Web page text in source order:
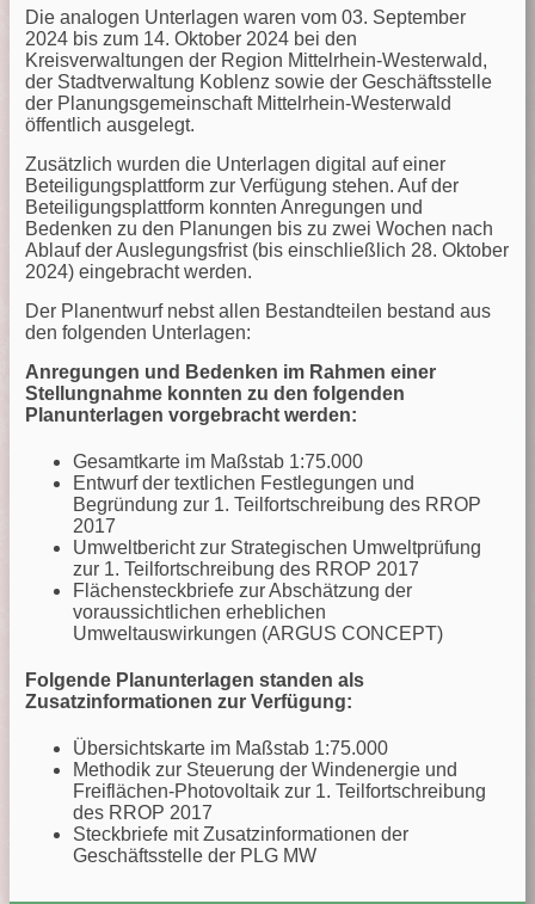
Die analogen Unterlagen waren vom 03. September
2024 bis zum 14. Oktober 2024 bei den
Kreisverwaltungen der Region Mittelrhein-Westerwald,
der Stadtverwaltung Koblenz sowie der Geschäftsstelle
der Planungsgemeinschaft Mittelrhein-Westerwald
öffentlich ausgelegt.
Zusätzlich wurden die Unterlagen digital auf einer
Beteiligungsplattform zur Verfügung stehen. Auf der
Beteiligungsplattform konnten Anregungen und
Bedenken zu den Planungen bis zu zwei Wochen nach
Ablauf der Auslegungsfrist (bis einschließlich 28. Oktober
2024) eingebracht werden.
Der Planentwurf nebst allen Bestandteilen bestand aus
den folgenden Unterlagen:
Anregungen und Bedenken im Rahmen einer
Stellungnahme konnten zu den folgenden
Planunterlagen vorgebracht werden:
Gesamtkarte im Maßstab 1:75.000
Entwurf der textlichen Festlegungen und
Begründung zur 1. Teilfortschreibung des RROP
2017
Umweltbericht zur Strategischen Umweltprüfung
zur 1. Teilfortschreibung des RROP 2017
Flächensteckbriefe zur Abschätzung der
voraussichtlichen erheblichen
Umweltauswirkungen (ARGUS CONCEPT)
Folgende Planunterlagen standen als
Zusatzinformationen zur Verfügung:
Übersichtskarte im Maßstab 1:75.000
Methodik zur Steuerung der Windenergie und
Freiflächen-Photovoltaik zur 1. Teilfortschreibung
des RROP 2017
Steckbriefe mit Zusatzinformationen der
Geschäftsstelle der PLG MW